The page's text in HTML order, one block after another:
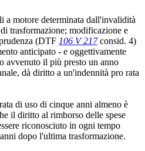
a motore determinata dall'invalidità
trasformazione; modificazione e
(DTF 106 V 217consid. 4)
anticipato - e oggettivamente
avvenuto il più presto un anno
dà diritto a un'indennità pro rata
di uso di cinque anni almeno è
il diritto al rimborso delle spese
riconosciuto in ogni tempo
dopo l'ultima trasformazione.